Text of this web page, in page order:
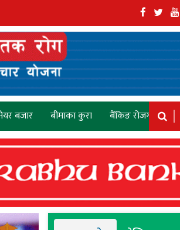
बजार बीमाका कुरा बैंकिङ रोजगारी